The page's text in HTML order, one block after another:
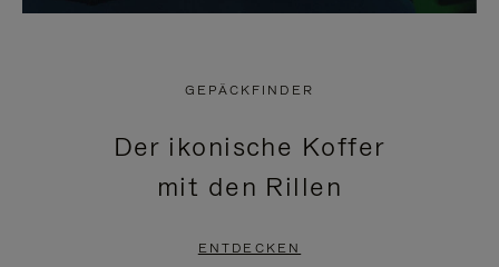
GEPÄCKFINDER
Der ikonische Koffer
mit den Rillen
ENTDECKEN